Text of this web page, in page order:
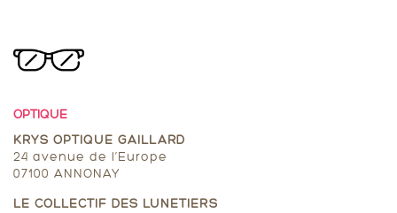
OPTIQUE
KRYS OPTIQUE GAILLARD
24 avenue de l’Europe
07100 ANNONAY
LE COLLECTIF DES LUNETIERS